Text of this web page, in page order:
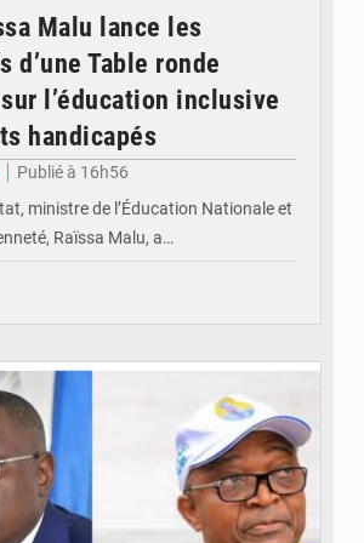
Malu lance les
d’une Table ronde
l’éducation inclusive
handicapés
Publié à 16h56
ministre de l’Éducation Nationale et
Raïssa Malu, a…